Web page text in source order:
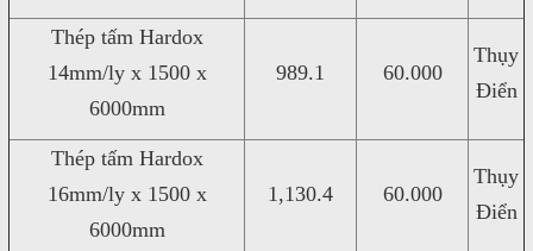
Thép tấm Hardox
14mm/ly x 1500 x
6000mm
989.1 60.000
Thụy
Điển
Thép tấm Hardox
16mm/ly x 1500 x
6000mm
1,130.4 60.000
Thụy
Điển